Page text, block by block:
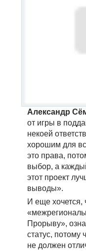
Александр
от игры в
некоей
хорошим для
это права,
выбор, а
этот проект
выводы».
И еще хочется,
Прорыву»,
статус, потому
не должен